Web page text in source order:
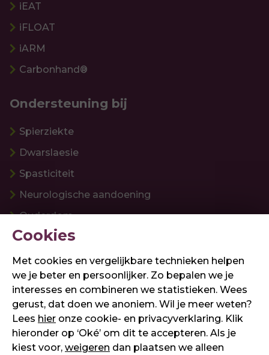
iEAT
iFLOAT
iARM
Carbonhand®
Ondersteuning bij
Spierziekte
Dwarslaesie
Spasticiteit
Neurologische aandoening
Ouderdom
Onze werkwijze
Over Assistive Innovations
Werken bij
Cookies
Met cookies en vergelijkbare technieken helpen
we je beter en persoonlijker. Zo bepalen we je
interesses en combineren we statistieken. Wees
gerust, dat doen we anoniem. Wil je meer weten?
Lees hier onze cookie- en privacyverklaring. Klik
hieronder op ‘Oké’ om dit te accepteren. Als je
kiest voor, weigeren dan plaatsen we alleen